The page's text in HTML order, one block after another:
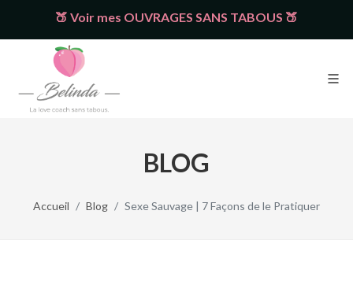
🍑 Voir mes OUVRAGES SANS TABOUS 🍑
BLOG
Accueil Blog Sexe Sauvage | 7 Façons de le Pratiquer